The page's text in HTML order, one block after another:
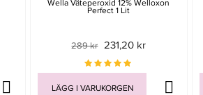
Wella Väteperoxid 12% Welloxon
Perfect 1 Lit
289 kr 231,20 kr
LÄGG I VARUKORGEN